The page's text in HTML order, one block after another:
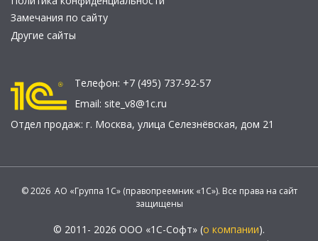
Замечания по сайту
Другие сайты
Телефон: +7 (495) 737-92-57
Email: site_v8@1c.ru
Отдел продаж: г. Москва, улица Селезнёвская, дом 21
© 2026 АО «Группа 1С» (правопреемник «1С»). Все права на сайт
защищены
© 2011- 2026 ООО «1С-Софт» (о компании).